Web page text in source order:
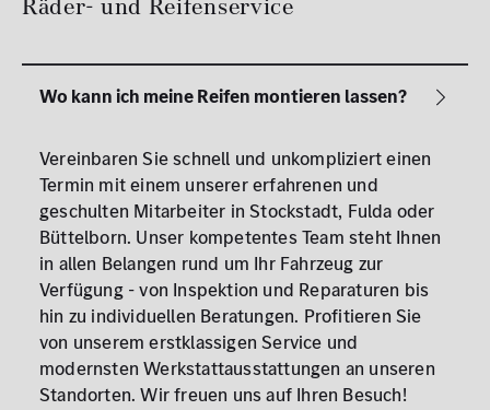
Vereinbaren Sie schnell und unkompliziert einen
Termin mit einem unserer erfahrenen und
geschulten Mitarbeiter in Stockstadt, Fulda oder
Büttelborn. Unser kompetentes Team steht Ihnen
in allen Belangen rund um Ihr Fahrzeug zur
Verfügung - von Inspektion und Reparaturen bis
hin zu individuellen Beratungen. Profitieren Sie
von unserem erstklassigen Service und
modernsten Werkstattausstattungen an unseren
Standorten. Wir freuen uns auf Ihren Besuch!